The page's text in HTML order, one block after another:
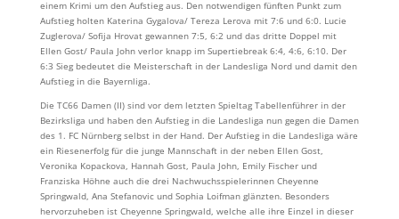
einem Krimi um den Aufstieg aus. Den notwendigen fünften Punkt zum
Aufstieg holten Katerina Gygalova/ Tereza Lerova mit 7:6 und 6:0. Lucie
Zuglerova/ Sofija Hrovat gewannen 7:5, 6:2 und das dritte Doppel mit
Ellen Gost/ Paula John verlor knapp im Supertiebreak 6:4, 4:6, 6:10. Der
6:3 Sieg bedeutet die Meisterschaft in der Landesliga Nord und damit den
Aufstieg in die Bayernliga.
Die TC66 Damen (II) sind vor dem letzten Spieltag Tabellenführer in der
Bezirksliga und haben den Aufstieg in die Landesliga nun gegen die Damen
des 1. FC Nürnberg selbst in der Hand. Der Aufstieg in die Landesliga wäre
ein Riesenerfolg für die junge Mannschaft in der neben Ellen Gost,
Veronika Kopackova, Hannah Gost, Paula John, Emily Fischer und
Franziska Höhne auch die drei Nachwuchsspielerinnen Cheyenne
Springwald, Ana Stefanovic und Sophia Loifman glänzten. Besonders
hervorzuheben ist Cheyenne Springwald, welche alle ihre Einzel in dieser